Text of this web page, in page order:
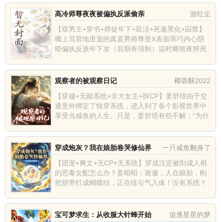
游红尘
高冷师尊夜夜被偏执反派偷亲
【双男主+穿书+师徒年下+双洁+死遁黑化+囚禁】
嘴上骂背地里宠的真直男师尊受X表面乖巧内心阴
暗偏执反派年下攻（后期有强制）温时卿熬夜猝死
越的人物，就能复活回...
椰蓉酥2022
观察者的被观察日记
【穿越+无能系统+非大女主+拆CP】姜舒瑶由于交
通意外绑定了快穿系统，进入到了各个影视世界中
享受当咸鱼的人生。只是，姜舒瑶有些不解：“为什
材偏轻松向，非大...
一只咸鱼翻身了
穿成炮灰？我在娘胎卷哭修仙界
【团宠+爽文+无CP+无系统】穿成注定被削成人棍
的恶毒女配怎么办？姜昭昭：谢邀，人在娘胎，刚
把脐带打成蝴蝶结，正在练引气入体！没有系统？
卷王的记忆就是我最大...
追逐星星的梦
宝可梦求生：从收服大针蜂开始